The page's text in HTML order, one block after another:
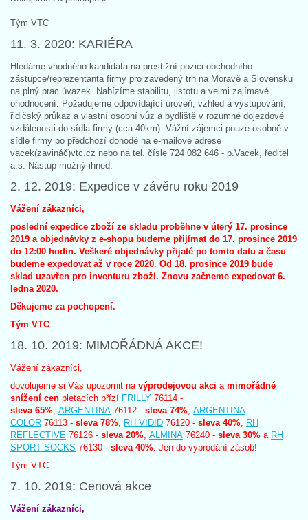
Tým VTC
11. 3. 2020: KARIÉRA
Hledáme vhodného kandidáta na prestižní pozici obchodního
zástupce/reprezentanta firmy pro zavedený trh na Moravě a Slovensku
na plný prac.úvazek. Nabízíme stabilitu, jistotu a velmi zajímavé
ohodnocení. Požadujeme odpovídající úroveň, vzhled a vystupování,
řidičský průkaz a vlastní osobní vůz a bydliště v rozumné dojezdové
vzdálenosti do sídla firmy (cca 40km). Vážní zájemci pouze osobně v
sídle firmy po předchozí dohodě na e-mailové adrese
vacek(zavináč)vtc.cz nebo na tel. čísle 724 082 646 - p.Vacek, ředitel
a.s. Nástup možný ihned.
2. 12. 2019: Expedice v závěru roku 2019
Vážení zákazníci,
poslední expedice zboží ze skladu proběhne v úterý 17. prosince
2019 a objednávky z e-shopu budeme přijímat do 17. prosince 2019
do 12:00 hodin. Veškeré objednávky přijaté po tomto datu a času
budeme expedovat až v roce 2020. Od 18. prosince 2019 bude
sklad uzavřen pro inventuru zboží. Znovu začneme expedovat 6.
ledna 2020.
Děkujeme za pochopení.
Tým VTC
18. 10. 2019: MIMOŘÁDNÁ AKCE!
Vážení zákazníci,
dovolujeme si Vás upozornit na výprodejovou akci a mimořádné
snížení cen pletacích přízí FRILLY 76114 -
sleva 65% ARGENTINA 76112 - sleva 74% ARGENTINA
COLOR 76113 - sleva 78% RH VIDID 76120 - sleva 40%
RH
REFLECTIVE 76126 - sleva 20% ALMINA 76240 - sleva 30% a RH
SPORT SOCKS 76130 - sleva 40% . Jen do vyprodání zásob!
Tým VTC
7. 10. 2019: Cenová akce
Vážení zákazníci,